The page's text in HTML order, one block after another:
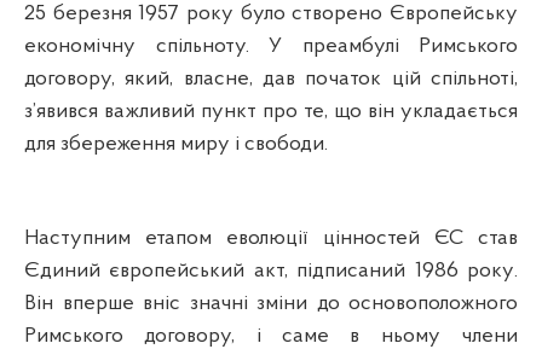
25 березня 1957 року було створено Європейську
економічну спільноту. У преамбулі Римського
договору, який, власне, дав початок цій спільноті,
з’явився важливий пункт про те, що він укладається
для збереження миру і свободи.
Наступним етапом еволюції цінностей ЄС став
Єдиний європейський акт, підписаний 1986 року.
Він вперше вніс значні зміни до основоположного
Римського договору, і саме в ньому члени